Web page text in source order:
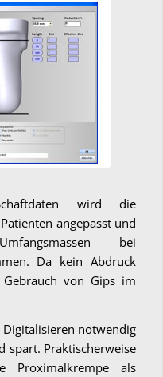
wird die
angepasst und
bei
Da kein Abdruck
von Gips im
Digitalisieren notwendig
spart. Praktischerweise
Proximalkrempe als